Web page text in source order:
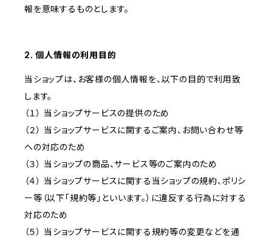
報を意味するものとします。
2. 個人情報の利用目的
当ショップは、お客様の個人情報を、以下の目的で利用致
します。
（１） 当ショップサービスの提供のため
（２） 当ショップサービスに関するご案内、お問い合わせ等
への対応のため
（３） 当ショップの商品、サービス等のご案内のため
（４） 当ショップサービスに関する当ショップの規約、ポリシ
ー等（以下「規約等」といいます。）に違反する行為に対する
対応のため
（５） 当ショップサービスに関する規約等の変更などを通